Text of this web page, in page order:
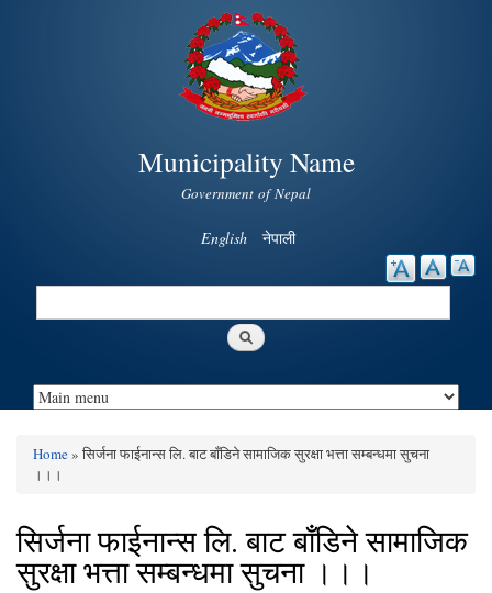
Skip to
main
content
Municipality Name
Government of Nepal
English नेपाली
Search
You are here
Home» सिर्जना फाईनान्स लि. बाट बाँडिने सामाजिक सुरक्षा भत्ता सम्बन्धमा सुचना
।।।
सिर्जना फाईनान्स लि. बाट बाँडिने सामाजिक
सुरक्षा भत्ता सम्बन्धमा सुचना ।।।